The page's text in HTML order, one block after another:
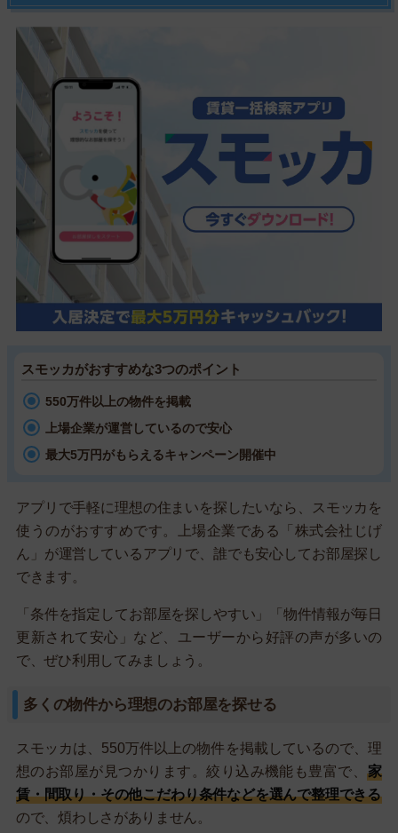
スモッカがおすすめな3つのポイント
550万件以上の物件を掲載
上場企業が運営しているので安心
最大5万円がもらえるキャンペーン開催中
アプリで手軽に理想の住まいを探したいなら、スモッカを
使うのがおすすめです。上場企業である「株式会社じげ
ん」が運営しているアプリで、誰でも安心してお部屋探し
できます。
「条件を指定してお部屋を探しやすい」「物件情報が毎日
更新されて安心」など、ユーザーから好評の声が多いの
で、ぜひ利用してみましょう。
多くの物件から理想のお部屋を探せる
スモッカは、550万件以上の物件を掲載しているので、理
想のお部屋が見つかります。絞り込み機能も豊富で、家
賃・間取り・その他こだわり条件などを選んで整理できる
ので、煩わしさがありません。